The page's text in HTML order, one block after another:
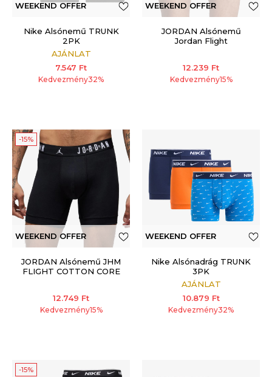
WEEKEND OFFER
ADDITIONAL 15%
Nike Alsónemű TRUNK
2PK
AJÁNLAT
7.547 Ft
Kedvezmény32%
WEEKEND OFFER
JORDAN Alsónemű
Jordan Flight
12.239 Ft
Kedvezmény15%
-15%
WEEKEND OFFER
JORDAN Alsónemű JHM
FLIGHT COTTON CORE
12.749 Ft
Kedvezmény15%
WEEKEND OFFER
ADDITIONAL 15%
Nike Alsónadrág TRUNK
3PK
AJÁNLAT
10.879 Ft
Kedvezmény32%
-15%